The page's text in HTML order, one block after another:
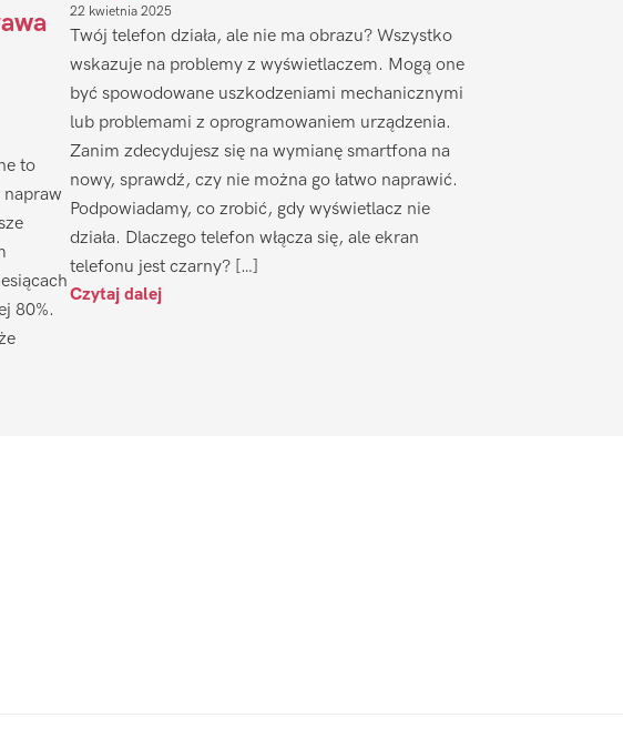
to
80%.
22 kwietnia 2025
Twój telefon działa, ale nie ma obrazu? Wszystko
wskazuje na problemy z wyświetlaczem. Mogą one
być spowodowane uszkodzeniami mechanicznymi
lub problemami z oprogramowaniem urządzenia.
Zanim zdecydujesz się na wymianę smartfona na
nowy, sprawdź, czy nie można go łatwo naprawić.
Podpowiadamy, co zrobić, gdy wyświetlacz nie
działa. Dlaczego telefon włącza się, ale ekran
telefonu jest czarny? […]
Czytaj dalej